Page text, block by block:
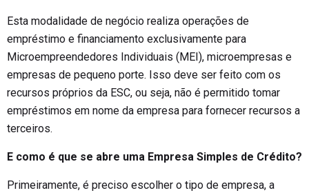
Esta modalidade de negócio realiza operações de
empréstimo e financiamento exclusivamente para
Microempreendedores Individuais (MEI), microempresas e
empresas de pequeno porte. Isso deve ser feito com os
recursos próprios da ESC, ou seja, não é permitido tomar
empréstimos em nome da empresa para fornecer recursos a
terceiros.
E como é que se abre uma Empresa Simples de Crédito?
Primeiramente, é preciso escolher o tipo de empresa, a